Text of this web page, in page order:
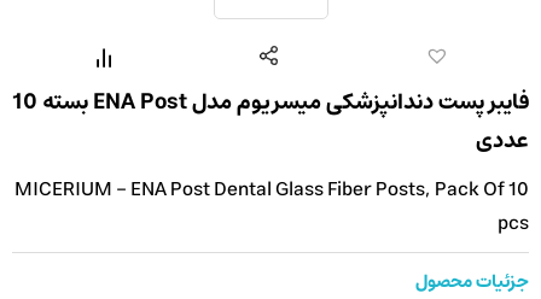
فایبر پست دندانپزشکی میسریوم مدل ENA Post بسته 10
عددی
MICERIUM - ENA Post Dental Glass Fiber Posts, Pack Of 10
pcs
جزئیات محصول